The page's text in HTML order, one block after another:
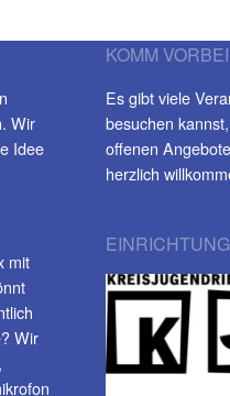
Wir
Idee
mit
Wir
KOMM
Es gibt viele
besuchen
offenen
herzlich